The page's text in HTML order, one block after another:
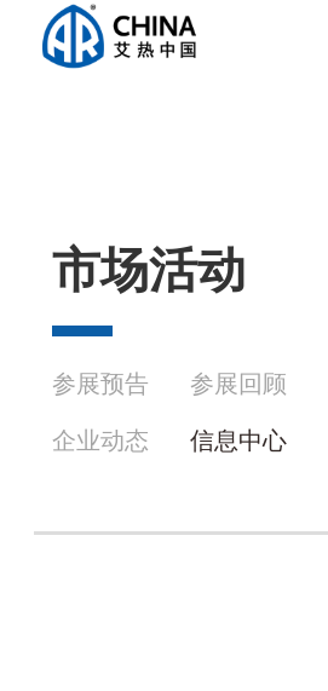
市场活动
参展预告 参展回顾
企业动态 信息中心